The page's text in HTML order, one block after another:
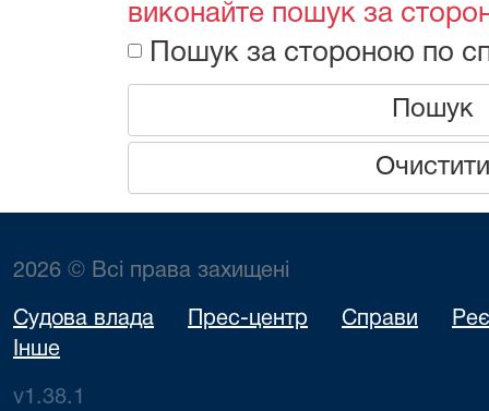
виконайте пошук за
Пошук за стороною по
Пошук
Очистити
2026 © Всі права захищені
Судова влада Прес-центр Справи
Інше
v1.38.1